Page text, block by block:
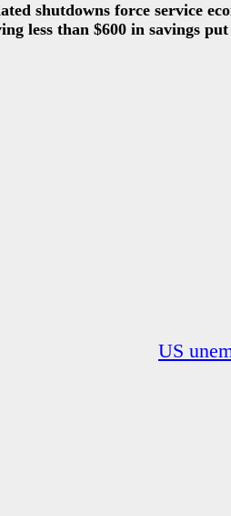
shutdowns force service
less than $600 in savings
US